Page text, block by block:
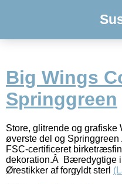
Big Wings
Springgreen
Store, glitrende og grafiske
øverste del og
FSC-certificeret
dekoration.Â Bæredygtige
Ørestikker af forgyldt sterl